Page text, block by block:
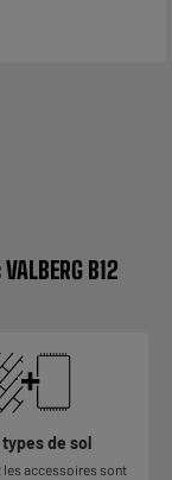
B12
types de sol
les accessoires sont